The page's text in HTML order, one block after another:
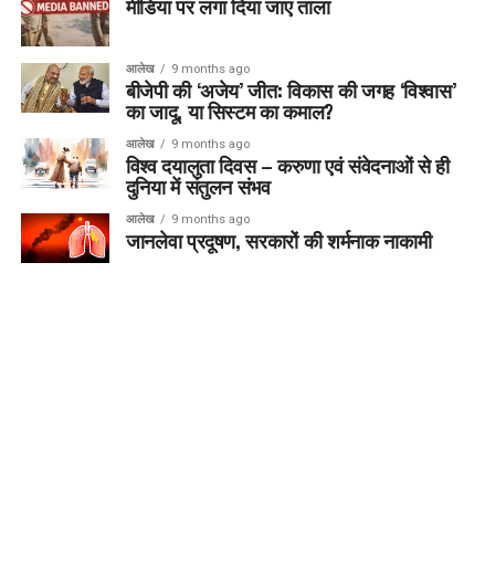
आलेख 9 months ago
बीजेपी की ‘अजेय’ जीत: विकास की जगह ‘विश्वास’
का जादू, या सिस्टम का कमाल?
आलेख 9 months ago
विश्व दयालुता दिवस – करुणा एवं संवेदनाओं से ही
दुनिया में संतुलन संभव
आलेख 9 months ago
जानलेवा प्रदूषण, सरकारों की शर्मनाक नाकामी